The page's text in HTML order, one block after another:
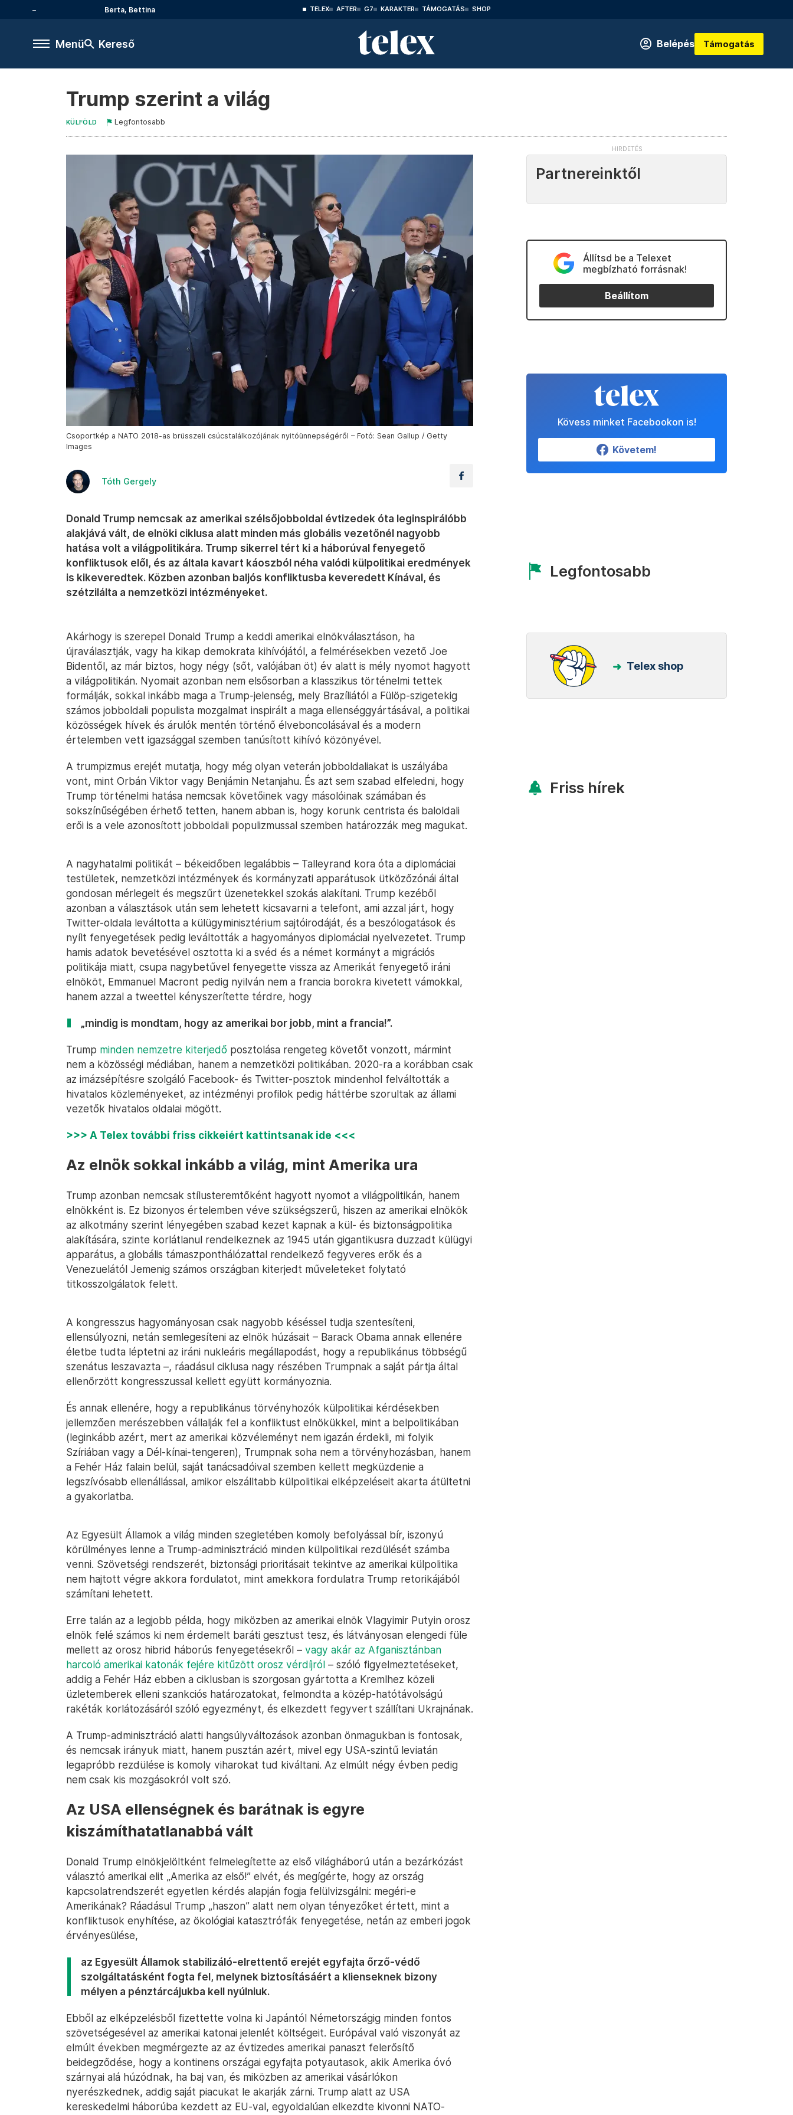
Berta, Bettina TELEX AFTER G7 KARAKTER TÁMOGATÁS SHOP
Menü Kereső Belépés Támogatás
Trump szerint a világ
KÜLFÖLD Legfontosabb
Csoportkép a NATO 2018-as brüsszeli csúcstalálkozójának nyitóünnepségéről – Fotó: Sean Gallup / Getty
Images
Tóth Gergely
Donald Trump nemcsak az amerikai szélsőjobboldal évtizedek óta leginspirálóbb
alakjává vált, de elnöki ciklusa alatt minden más globális vezetőnél nagyobb
hatása volt a világpolitikára. Trump sikerrel tért ki a háborúval fenyegető
konfliktusok elől, és az általa kavart káoszból néha valódi külpolitikai eredmények
is kikeveredtek. Közben azonban baljós konfliktusba keveredett Kínával, és
szétzilálta a nemzetközi intézményeket.
Akárhogy is szerepel Donald Trump a keddi amerikai elnökválasztáson, ha
újraválasztják, vagy ha kikap demokrata kihívójától, a felmérésekben vezető Joe
Bidentől, az már biztos, hogy négy (sőt, valójában öt) év alatt is mély nyomot hagyott
a világpolitikán. Nyomait azonban nem elsősorban a klasszikus történelmi tettek
formálják, sokkal inkább maga a Trump-jelenség, mely Brazíliától a Fülöp-szigetekig
számos jobboldali populista mozgalmat inspirált a maga ellenséggyártásával, a politikai
közösségek hívek és árulók mentén történő élveboncolásával és a modern
értelemben vett igazsággal szemben tanúsított kihívó közönyével.
A trumpizmus erejét mutatja, hogy még olyan veterán jobboldaliakat is uszályába
vont, mint Orbán Viktor vagy Benjámin Netanjahu. És azt sem szabad elfeledni, hogy
Trump történelmi hatása nemcsak követőinek vagy másolóinak számában és
sokszínűségében érhető tetten, hanem abban is, hogy korunk centrista és baloldali
erői is a vele azonosított jobboldali populizmussal szemben határozzák meg magukat.
A nagyhatalmi politikát – békeidőben legalábbis – Talleyrand kora óta a diplomáciai
testületek, nemzetközi intézmények és kormányzati apparátusok ütközőzónái által
gondosan mérlegelt és megszűrt üzenetekkel szokás alakítani. Trump kezéből
azonban a választások után sem lehetett kicsavarni a telefont, ami azzal járt, hogy
Twitter-oldala leváltotta a külügyminisztérium sajtóirodáját, és a beszólogatások és
nyílt fenyegetések pedig leváltották a hagyományos diplomáciai nyelvezetet. Trump
hamis adatok bevetésével osztotta ki a svéd és a német kormányt a migrációs
politikája miatt, csupa nagybetűvel fenyegette vissza az Amerikát fenyegető iráni
elnököt, Emmanuel Macront pedig nyilván nem a francia borokra kivetett vámokkal,
hanem azzal a tweettel kényszerítette térdre, hogy
„mindig is mondtam, hogy az amerikai bor jobb, mint a francia!”.
Trump minden nemzetre kiterjedő posztolása rengeteg követőt vonzott, mármint
nem a közösségi médiában, hanem a nemzetközi politikában. 2020-ra a korábban csak
az imázsépítésre szolgáló Facebook- és Twitter-posztok mindenhol felváltották a
hivatalos közleményeket, az intézményi profilok pedig háttérbe szorultak az állami
vezetők hivatalos oldalai mögött.
>>> A Telex további friss cikkeiért kattintsanak ide <<<
Az elnök sokkal inkább a világ, mint Amerika ura
Trump azonban nemcsak stílusteremtőként hagyott nyomot a világpolitikán, hanem
elnökként is. Ez bizonyos értelemben véve szükségszerű, hiszen az amerikai elnökök
az alkotmány szerint lényegében szabad kezet kapnak a kül- és biztonságpolitika
alakítására, szinte korlátlanul rendelkeznek az 1945 után gigantikusra duzzadt külügyi
apparátus, a globális támaszponthálózattal rendelkező fegyveres erők és a
Venezuelától Jemenig számos országban kiterjedt műveleteket folytató
titkosszolgálatok felett.
A kongresszus hagyományosan csak nagyobb késéssel tudja szentesíteni,
ellensúlyozni, netán semlegesíteni az elnök húzásait – Barack Obama annak ellenére
életbe tudta léptetni az iráni nukleáris megállapodást, hogy a republikánus többségű
szenátus leszavazta –, ráadásul ciklusa nagy részében Trumpnak a saját pártja által
ellenőrzött kongresszussal kellett együtt kormányoznia.
És annak ellenére, hogy a republikánus törvényhozók külpolitikai kérdésekben
jellemzően merészebben vállalják fel a konfliktust elnökükkel, mint a belpolitikában
(leginkább azért, mert az amerikai közvéleményt nem igazán érdekli, mi folyik
Szíriában vagy a Dél-kínai-tengeren), Trumpnak soha nem a törvényhozásban, hanem
a Fehér Ház falain belül, saját tanácsadóival szemben kellett megküzdenie a
legszívósabb ellenállással, amikor elszálltabb külpolitikai elképzeléseit akarta átültetni
a gyakorlatba.
Az Egyesült Államok a világ minden szegletében komoly befolyással bír, iszonyú
körülményes lenne a Trump-adminisztráció minden külpolitikai rezdülését számba
venni. Szövetségi rendszerét, biztonsági prioritásait tekintve az amerikai külpolitika
nem hajtott végre akkora fordulatot, mint amekkora fordulatra Trump retorikájából
számítani lehetett.
Erre talán az a legjobb példa, hogy miközben az amerikai elnök Vlagyimir Putyin orosz
elnök felé számos ki nem érdemelt baráti gesztust tesz, és látványosan elengedi füle
mellett az orosz hibrid háborús fenyegetésekről – vagy akár az Afganisztánban
harcoló amerikai katonák fejére kitűzött orosz vérdíjról – szóló figyelmeztetéseket,
addig a Fehér Ház ebben a ciklusban is szorgosan gyártotta a Kremlhez közeli
üzletemberek elleni szankciós határozatokat, felmondta a közép-hatótávolságú
rakéták korlátozásáról szóló egyezményt, és elkezdett fegyvert szállítani Ukrajnának.
A Trump-adminisztráció alatti hangsúlyváltozások azonban önmagukban is fontosak,
és nemcsak irányuk miatt, hanem pusztán azért, mivel egy USA-szintű leviatán
legapróbb rezdülése is komoly viharokat tud kiváltani. Az elmúlt négy évben pedig
nem csak kis mozgásokról volt szó.
Az USA ellenségnek és barátnak is egyre
kiszámíthatatlanabbá vált
Donald Trump elnökjelöltként felmelegítette az első világháború után a bezárkózást
választó amerikai elit „Amerika az első!” elvét, és megígérte, hogy az ország
kapcsolatrendszerét egyetlen kérdés alapján fogja felülvizsgálni: megéri-e
Amerikának? Ráadásul Trump „haszon” alatt nem olyan tényezőket értett, mint a
konfliktusok enyhítése, az ökológiai katasztrófák fenyegetése, netán az emberi jogok
érvényesülése,
az Egyesült Államok stabilizáló-elrettentő erejét egyfajta őrző-védő
szolgáltatásként fogta fel, melynek biztosításáért a klienseknek bizony
mélyen a pénztárcájukba kell nyúlniuk.
Ebből az elképzelésből fizettette volna ki Japántól Németországig minden fontos
szövetségesével az amerikai katonai jelenlét költségeit. Európával való viszonyát az
elmúlt években megmérgezte az az évtizedes amerikai panaszt felerősítő
beidegződése, hogy a kontinens országai egyfajta potyautasok, akik Amerika óvó
szárnyai alá húzódnak, ha baj van, és miközben az amerikai vásárlókon
nyerészkednek, addig saját piacukat le akarják zárni. Trump alatt az USA
kereskedelmi háborúba kezdett az EU-val, egyoldalúan elkezdte kivonni NATO-
Partnereinktől
Állítsd be a Telexet
megbízható forrásnak!
Beállítom
Kövess minket Facebookon is!
Követem!
Legfontosabb
Telex shop
Friss hírek